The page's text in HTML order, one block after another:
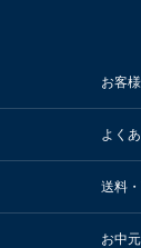
お客
よく
送料
お中